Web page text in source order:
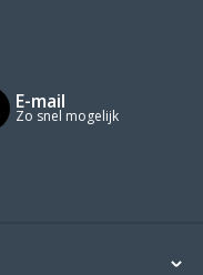
E-mail
Zo snel mogelijk